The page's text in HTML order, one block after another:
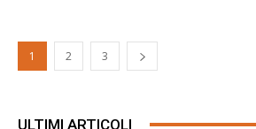
1 2 3
ULTIMI ARTICOLI